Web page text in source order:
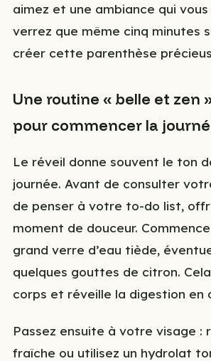
aimez et une ambiance qui vous
verrez que même cinq minutes
créer cette parenthèse
Une routine « belle et zen
pour commencer la
Le réveil donne souvent le ton
journée. Avant de consulter
de penser à votre to-do list,
moment de douceur.
grand verre d’eau tiède,
quelques gouttes de citron.
corps et réveille la digestion en
Passez ensuite à votre visage :
fraîche ou utilisez un hydrolat